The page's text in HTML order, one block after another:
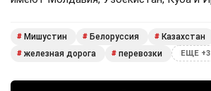
# Мишустин # Белоруссия # Казахстан
# железная дорога # перевозки ЕЩЕ +3